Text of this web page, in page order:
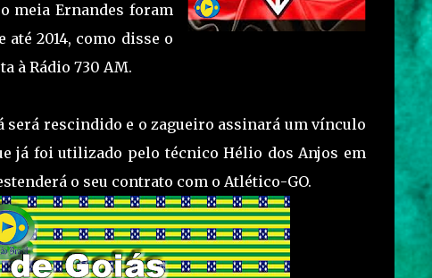
meia Ernandes foram
2014, como disse o
à Rádio 730 AM.
será rescindido e o zagueiro assinará um vínculo
já foi utilizado pelo técnico Hélio dos Anjos em
o seu contrato com o Atlético-GO.